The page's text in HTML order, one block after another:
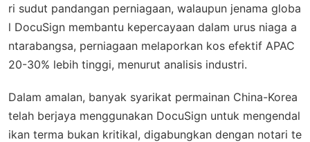
ri sudut pandangan perniagaan, walaupun jenama globa
l DocuSign membantu kepercayaan dalam urus niaga a
ntarabangsa, perniagaan melaporkan kos efektif APAC
20-30% lebih tinggi, menurut analisis industri.
Dalam amalan, banyak syarikat permainan China-Korea
telah berjaya menggunakan DocuSign untuk mengendal
ikan terma bukan kritikal, digabungkan dengan notari te